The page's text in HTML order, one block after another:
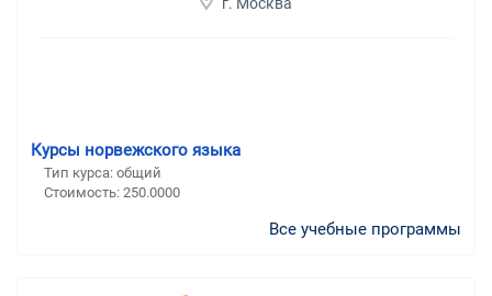
Курсы норвежского языка
Тип курса: общий
Стоимость: 250.0000
Все учебные программы